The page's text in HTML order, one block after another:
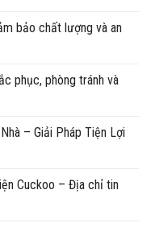
bảo chất lượng và an
phục, phòng tránh và
– Giải Pháp Tiện Lợi
Cuckoo – Địa chỉ tin